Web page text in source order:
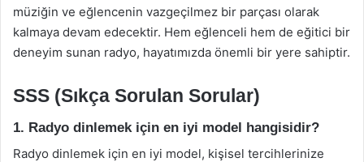
müziğin ve eğlencenin vazgeçilmez bir parçası olarak
kalmaya devam edecektir. Hem eğlenceli hem de eğitici bir
deneyim sunan radyo, hayatımızda önemli bir yere sahiptir.
SSS (Sıkça Sorulan Sorular)
1. Radyo dinlemek için en iyi model hangisidir?
Radyo dinlemek için en iyi model, kişisel tercihlerinize